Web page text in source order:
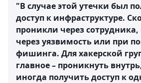
"В случае этой утечки был
доступ к инфраструктуре.
проникли через
через уязвимость или при
фишинга. Для хакерской
главное – проникнуть
иногда получить доступ к